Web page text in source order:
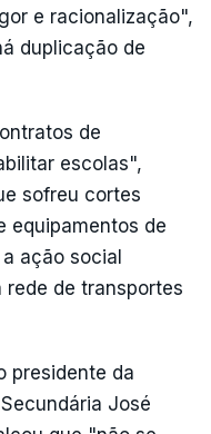
e racionalização",
duplicação de
de
escolas",
sofreu cortes
equipamentos de
ação social
rede de transportes
presidente da
José